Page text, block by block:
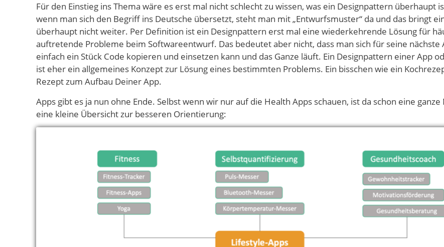
Für den Einstieg ins Thema wäre es erst mal nicht schlecht zu wissen, was ein Designpattern überhaupt
wenn man sich den Begriff ins Deutsche übersetzt, steht man mit „Entwurfsmuster“ da und das bringt
überhaupt nicht weiter. Per Definition ist ein Designpattern erst mal eine wiederkehrende Lösung für
auftretende Probleme beim Softwareentwurf. Das bedeutet aber nicht, dass man sich für seine nächste
einfach ein Stück Code kopieren und einsetzen kann und das Ganze läuft. Ein Designpattern einer App
ist eher ein allgemeines Konzept zur Lösung eines bestimmten Problems. Ein bisschen wie ein
Rezept zum Aufbau Deiner App.
Apps gibt es ja nun ohne Ende. Selbst wenn wir nur auf die Health Apps schauen, ist da schon eine
eine kleine Übersicht zur besseren Orientierung: